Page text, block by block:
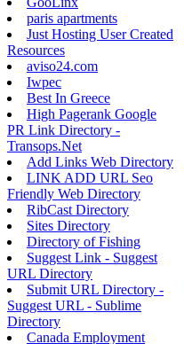
paris apartments
Just Hosting User Created
Resources
aviso24.com
Iwpec
Best In Greece
High Pagerank Google
PR Link Directory -
Transops.Net
Add Links Web Directory
LINK ADD URL Seo
Friendly Web Directory
RibCast Directory
Sites Directory
Directory of Fishing
Suggest Link - Suggest
URL Directory
Submit URL Directory -
Suggest URL - Sublime
Directory
Canada Employment